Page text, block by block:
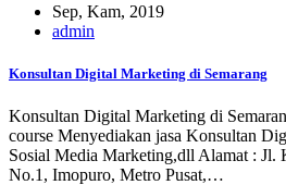
Sep, Kam, 2019
admin
Konsultan Digital Marketing di Semarang
Konsultan Digital Marketing di
course Menyediakan jasa Konsultan
Sosial Media Marketing,dll Alamat : Jl.
No.1, Imopuro, Metro Pusat,…